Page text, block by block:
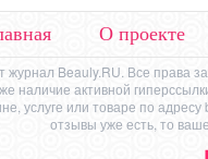
О проекте
Beauly.RU. Все права
наличие активной
услуге или товаре по адресу
отзывы уже есть, то